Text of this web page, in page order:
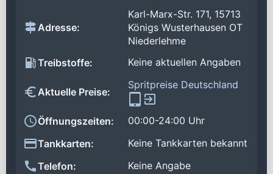
Adresse:
Karl-Marx-Str. 171, 15713
Königs Wusterhausen OT
Niederlehme
Treibstoffe:
Keine aktuellen Angaben
Aktuelle Preise:
Spritpreise Deutschland
Öffnungszeiten:
00:00-24:00 Uhr
Tankkarten:
Keine Tankkarten bekannt
Telefon:
Keine Angabe